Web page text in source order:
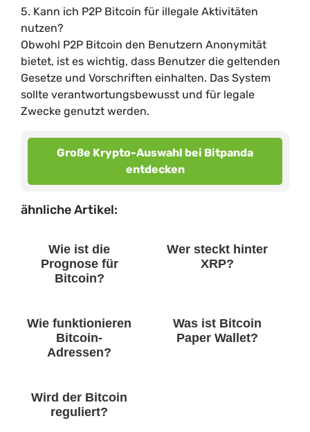
5. Kann ich P2P Bitcoin für illegale Aktivitäten
nutzen?
Obwohl P2P Bitcoin den Benutzern Anonymität
bietet, ist es wichtig, dass Benutzer die geltenden
Gesetze und Vorschriften einhalten. Das System
sollte verantwortungsbewusst und für legale
Zwecke genutzt werden.
Große Krypto-Auswahl bei Bitpanda
entdecken
ähnliche Artikel:
Wie ist die
Prognose für
Bitcoin?
Wer steckt hinter
XRP?
Wie funktionieren
Bitcoin-
Adressen?
Was ist Bitcoin
Paper Wallet?
Wird der Bitcoin
reguliert?